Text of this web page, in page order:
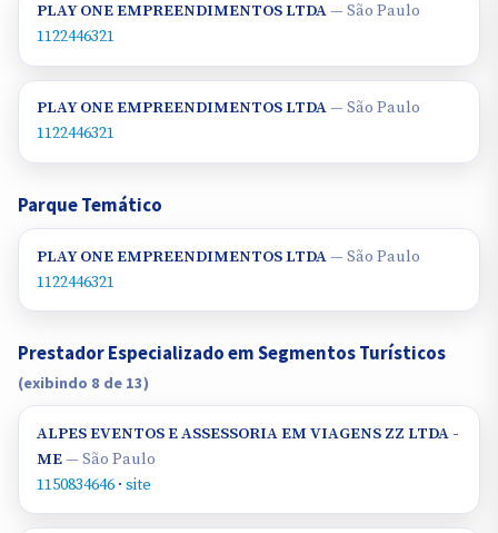
PLAY ONE EMPREENDIMENTOS LTDA— São Paulo
1122446321
PLAY ONE EMPREENDIMENTOS LTDA— São Paulo
1122446321
Parque Temático
PLAY ONE EMPREENDIMENTOS LTDA— São Paulo
1122446321
Prestador Especializado em Segmentos Turísticos
(exibindo 8 de 13)
ALPES EVENTOS E ASSESSORIA EM VIAGENS ZZ LTDA -
ME— São Paulo
1150834646 · site